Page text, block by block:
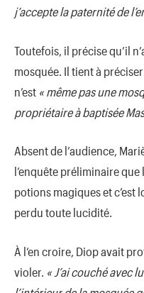
j’accepte la paternité de
Toutefois, il précise qu’il
mosquée. Il tient à
n’est « même pas une
propriétaire à baptisée
Absent de l’audience,
l’enquête préliminaire
potions magiques et c’est
perdu toute lucidité.
À l’en croire, Diop avait
violer. « J’ai couché avec